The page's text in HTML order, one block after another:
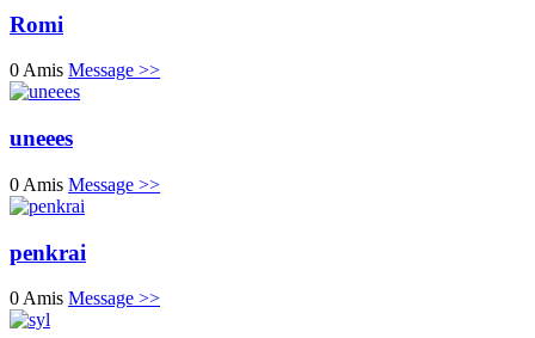
Romi
0 Amis Message >>
uneees
0 Amis Message >>
penkrai
0 Amis Message >>